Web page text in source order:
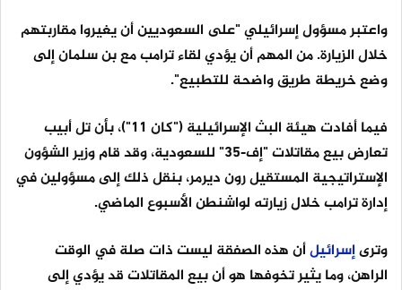
واعتبر مسؤول إسرائيلي "على السعوديين أن يغيروا مقاربتهم
خلال الزيارة. من المهم أن يؤدي لقاء ترامب مع بن سلمان إلى
وضع خريطة طريق واضحة للتطبيع".
فيما أفادت هيئة البث الإسرائيلية ("كان 11")، بأن تل أبيب
تعارض بيع مقاتلات "إف-35" للسعودية، وقد قام وزير الشؤون
الإستراتيجية المستقيل رون ديرمر، بنقل ذلك إلى مسؤولين في
إدارة ترامب خلال زيارته لواشنطن الأسبوع الماضي.
وترىإسرائيلأن هذه الصفقة ليست ذات صلة في الوقت
الراهن، وما يثير تخوفها هو أن بيع المقاتلات قد يؤدي إلى